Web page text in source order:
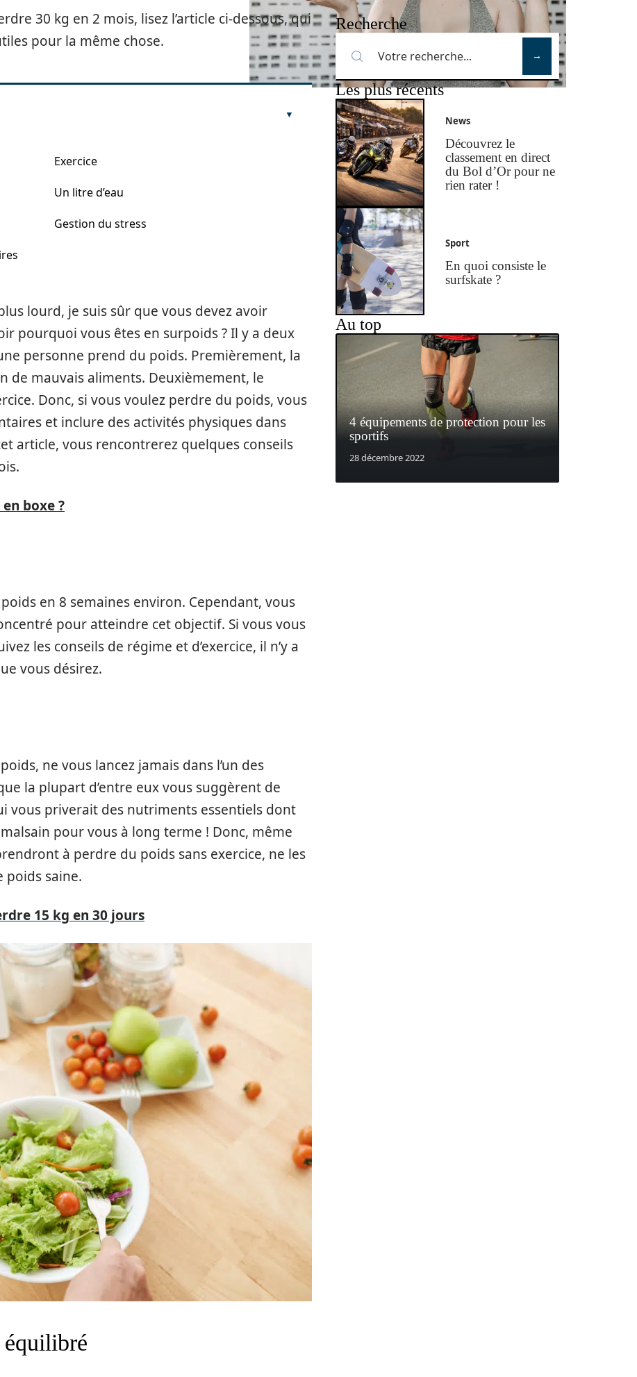
30 kg en 2 mois, lisez l’article ci-dessous, qui
pour la même chose.
Exercice
Un litre d’eau
Gestion du stress
lourd, je suis sûr que vous devez avoir
pourquoi vous êtes en surpoids ? Il y a deux
personne prend du poids. Premièrement, la
mauvais aliments. Deuxièmement, le
Donc, si vous voulez perdre du poids, vous
et inclure des activités physiques dans
article, vous rencontrerez quelques conseils
boxe ?
en 8 semaines environ. Cependant, vous
pour atteindre cet objectif. Si vous vous
les conseils de régime et d’exercice, il n’y a
vous désirez.
ne vous lancez jamais dans l’un des
la plupart d’entre eux vous suggèrent de
vous priverait des nutriments essentiels dont
pour vous à long terme ! Donc, même
à perdre du poids sans exercice, ne les
poids saine.
15 kg en 30 jours
Recherche
Les plus récents
News
Découvrez le
classement en direct
du Bol d’Or pour ne
rien rater !
Sport
En quoi consiste le
surfskate ?
Au top
4 équipements de protection pour les
sportifs
28 décembre 2022